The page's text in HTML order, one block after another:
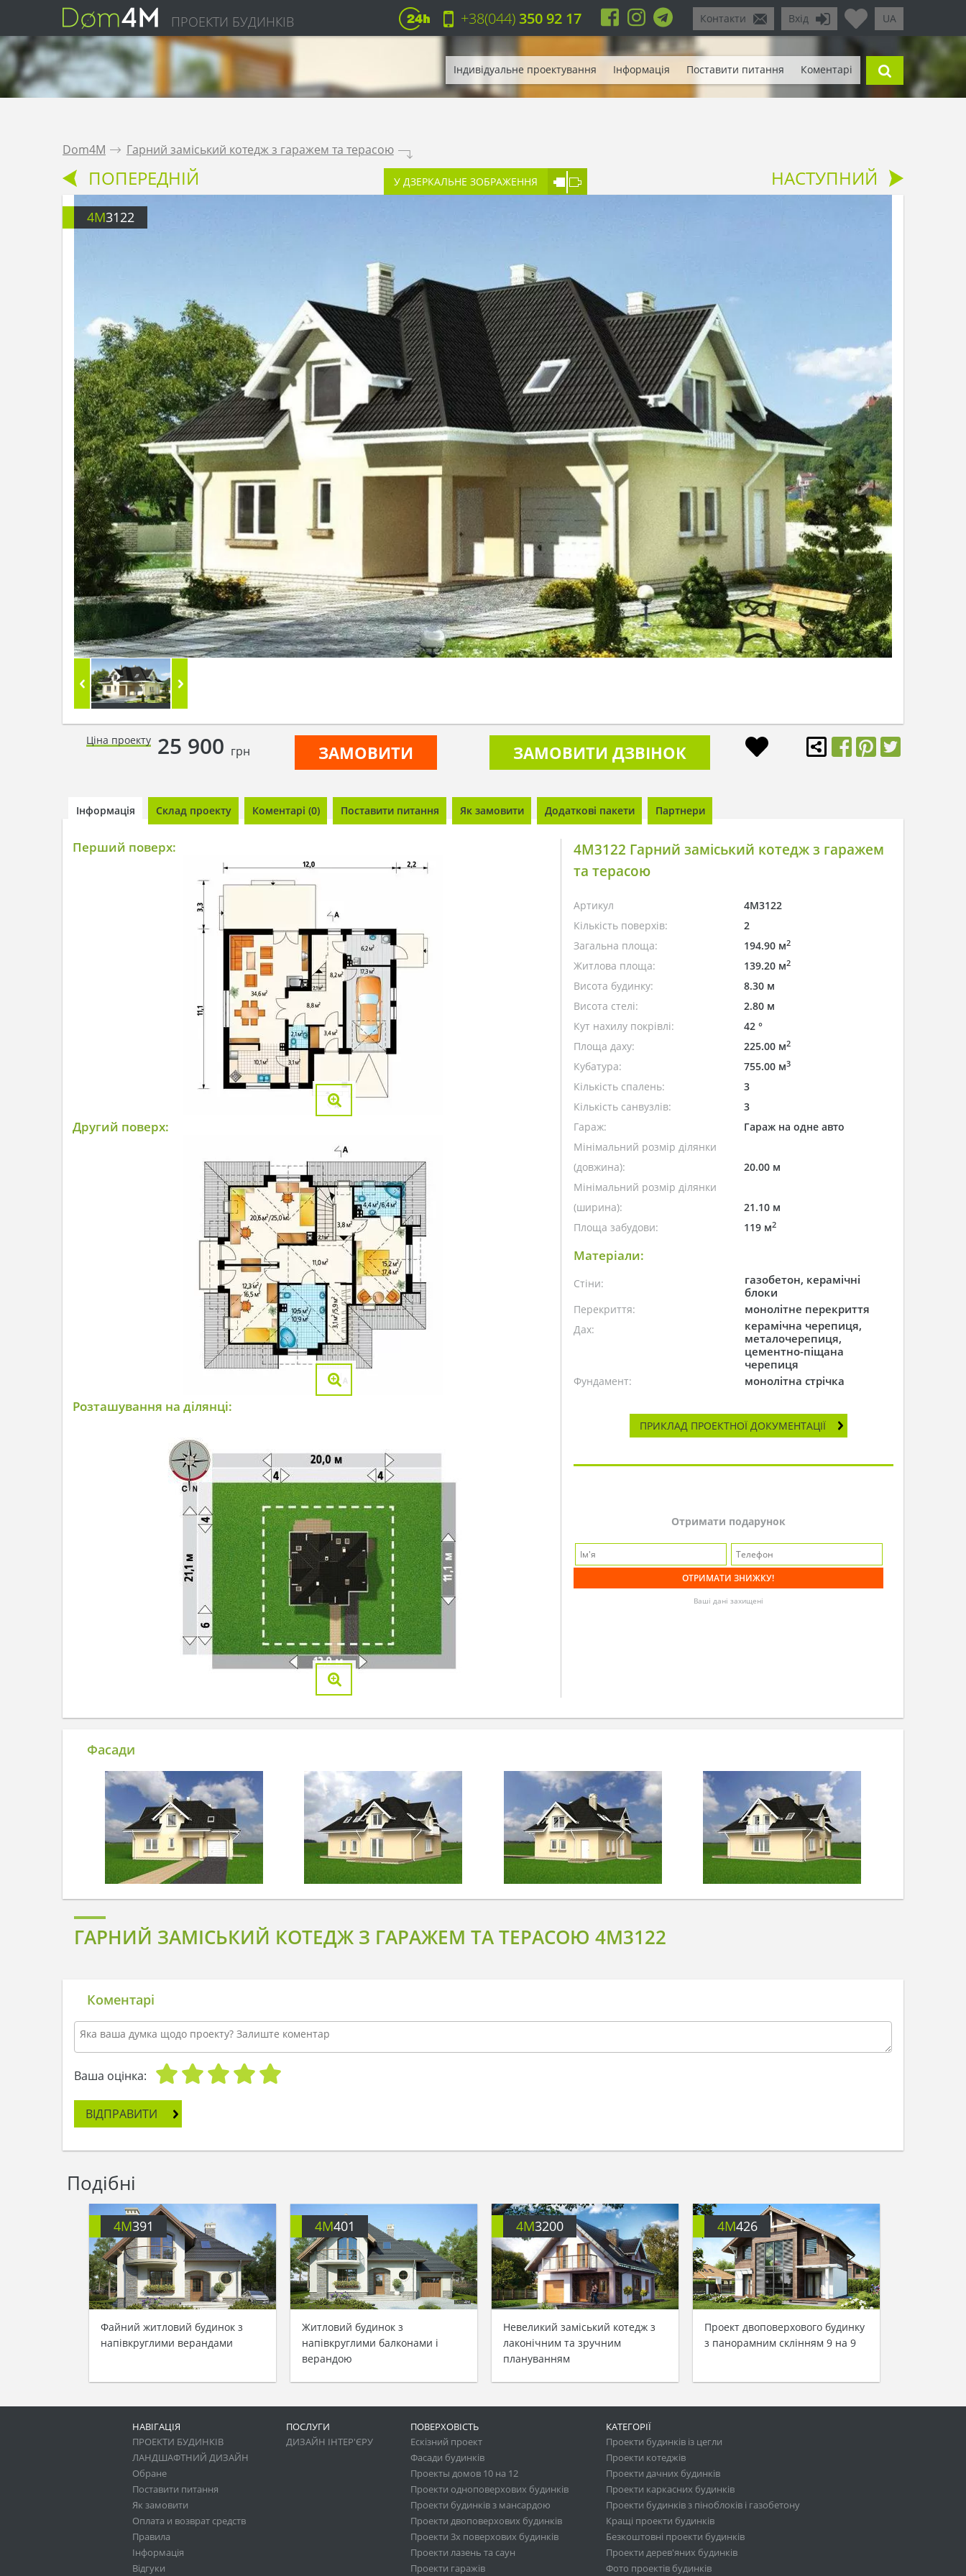
ПРОЕКТИ БУДИНКІВ UA
Вхід
Контакти
+38(044)350 92 17
Індивідуальне проектування Інформація Поставити питання Коментарі
Dom4M . Гарний заміський котедж з гаражем та терасою .
ПОПЕРЕДНІЙ У ДЗЕРКАЛЬНЕ ЗОБРАЖЕННЯ НАСТУПНИЙ
4M3122
Ціна проекту 25 900 грн ЗАМОВИТИ ЗАМОВИТИ ДЗВІНОК
Інформація Склад проекту Коментарі (0) Поставити питання Як замовити Додаткові пакети Партнери
Перший поверх:
Другий поверх:
Розташування на ділянці:
4M3122 Гарний заміський котедж з гаражем
та терасою
Артикул
4M3122
Кількість поверхів:
2
Загальна площа:
194.90 м2
Житлова площа: 139.20 м2
Висота будинку:
8.30 м
Висота стелі:
2.80 м
Кут нахилу покрівлі:
42 °
Площа даху:
225.00 м2
Кубатура: 755.00 м3
Кількість спалень:
3
Кількість санвузлів:
3
Гараж:
Гараж на одне авто
Мінімальний розмір ділянки
(довжина):
20.00 м
Мінімальний розмір ділянки
(ширина):
21.10 м
Площа забудови:
119 м2
Матеріали:
Стіни:
газобетон, керамічні
блоки
Перекриття: монолітне перекриття
Дах:
керамічна черепиця,
металочерепиця,
цементно-піщана
черепиця
Фундамент: монолітна стрічка
ПРИКЛАД ПРОЕКТНОЇ ДОКУМЕНТАЦІЇ
Отримати подарунок
Ваші дані захищені
Фасади
ГАРНИЙ ЗАМІСЬКИЙ КОТЕДЖ З ГАРАЖЕМ ТА ТЕРАСОЮ 4M3122
Коментарі
Ваша оцінка:
ВІДПРАВИТИ
Подібні
4M391
Файний житловий будинок з
напівкруглими верандами
4M401
Житловий будинок з
напівкруглими балконами і
верандою
4M3200
Невеликий заміський котедж з
лаконічним та зручним
плануванням
4M426
Проект двоповерхового будинку
з панорамним склінням 9 на 9
НАВІГАЦІЯ
ПРОЕКТИ БУДИНКІВ
ЛАНДШАФТНИЙ ДИЗАЙН
Обране
Поставити питання
Як замовити
Оплата и возврат средств
Правила
Інформація
Відгуки
ПОСЛУГИ
ДИЗАЙН ІНТЕР'ЄРУ
ПОВЕРХОВІСТЬ
Ескізний проект
Фасади будинків
Проекты домов 10 на 12
Проекти одноповерхових будинків
Проекти будинків з мансардою
Проекти двоповерхових будинків
Проекти 3х поверхових будинків
Проекти лазень та саун
Проекти гаражів
КАТЕГОРІЇ
Проекти будинків із цегли
Проекти котеджів
Проекти дачних будинків
Проекти каркасних будинків
Проекти будинків з піноблоків і газобетону
Кращі проекти будинків
Безкоштовні проекти будинків
Проекти дерев'яних будинків
Фото проектів будинків